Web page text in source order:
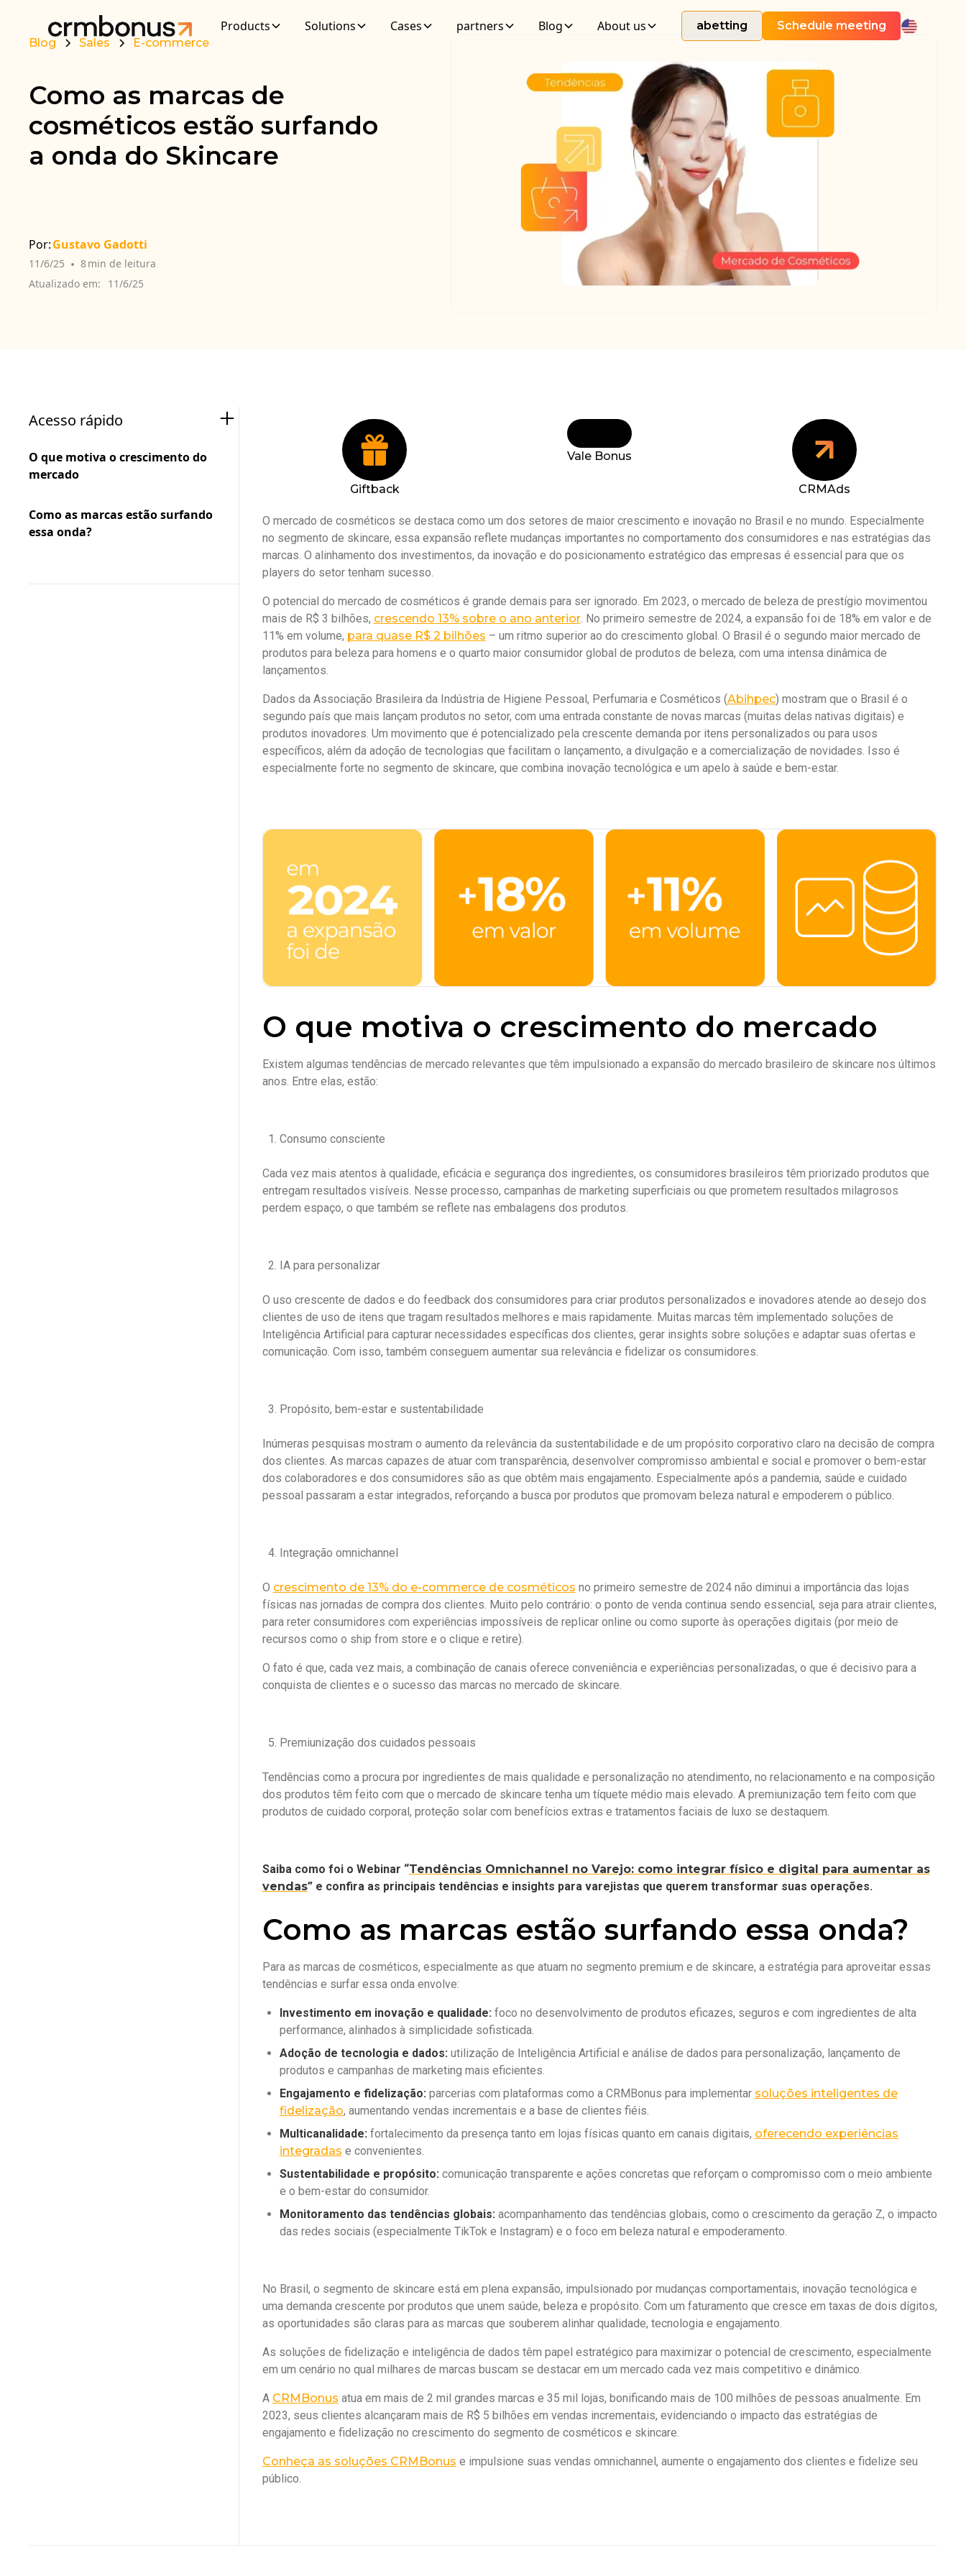
Products Solutions Cases partners Blog About us abetting
Schedule meeting
Blog
Sales E-commerce
Como as marcas de
cosméticos estão surfando
a onda do Skincare
Por:Gustavo Gadotti
11/6/25 • 8min de leitura
Atualizado em:
11/6/25
Acesso rápido
O que motiva o crescimento do
mercado
Como as marcas estão surfando
essa onda?
Giftback
Vale Bonus
CRMAds
O mercado de cosméticos se destaca como um dos setores de maior crescimento e inovação no Brasil e no mundo. Especialmente
no segmento de skincare, essa expansão reflete mudanças importantes no comportamento dos consumidores e nas estratégias das
marcas. O alinhamento dos investimentos, da inovação e do posicionamento estratégico das empresas é essencial para que os
players do setor tenham sucesso.
O potencial do mercado de cosméticos é grande demais para ser ignorado. Em 2023, o mercado de beleza de prestígio movimentou
mais de R$ 3 bilhões, crescendo 13% sobre o ano anterior. No primeiro semestre de 2024, a expansão foi de 18% em valor e de
11% em volume, para quase R$ 2 bilhões – um ritmo superior ao do crescimento global. O Brasil é o segundo maior mercado de
produtos para beleza para homens e o quarto maior consumidor global de produtos de beleza, com uma intensa dinâmica de
lançamentos.
Dados da Associação Brasileira da Indústria de Higiene Pessoal, Perfumaria e Cosméticos (Abihpec) mostram que o Brasil é o
segundo país que mais lançam produtos no setor, com uma entrada constante de novas marcas (muitas delas nativas digitais) e
produtos inovadores. Um movimento que é potencializado pela crescente demanda por itens personalizados ou para usos
específicos, além da adoção de tecnologias que facilitam o lançamento, a divulgação e a comercialização de novidades. Isso é
especialmente forte no segmento de skincare, que combina inovação tecnológica e um apelo à saúde e bem-estar.
O que motiva o crescimento do mercado
Existem algumas tendências de mercado relevantes que têm impulsionado a expansão do mercado brasileiro de skincare nos últimos
anos. Entre elas, estão:
Consumo consciente
Cada vez mais atentos à qualidade, eficácia e segurança dos ingredientes, os consumidores brasileiros têm priorizado produtos que
entregam resultados visíveis. Nesse processo, campanhas de marketing superficiais ou que prometem resultados milagrosos
perdem espaço, o que também se reflete nas embalagens dos produtos.
IA para personalizar
O uso crescente de dados e do feedback dos consumidores para criar produtos personalizados e inovadores atende ao desejo dos
clientes de uso de itens que tragam resultados melhores e mais rapidamente. Muitas marcas têm implementado soluções de
Inteligência Artificial para capturar necessidades específicas dos clientes, gerar insights sobre soluções e adaptar suas ofertas e
comunicação. Com isso, também conseguem aumentar sua relevância e fidelizar os consumidores.
Propósito, bem-estar e sustentabilidade
Inúmeras pesquisas mostram o aumento da relevância da sustentabilidade e de um propósito corporativo claro na decisão de compra
dos clientes. As marcas capazes de atuar com transparência, desenvolver compromisso ambiental e social e promover o bem-estar
dos colaboradores e dos consumidores são as que obtêm mais engajamento. Especialmente após a pandemia, saúde e cuidado
pessoal passaram a estar integrados, reforçando a busca por produtos que promovam beleza natural e empoderem o público.
Integração omnichannel
O crescimento de 13% do e-commerce de cosméticos no primeiro semestre de 2024 não diminui a importância das lojas
físicas nas jornadas de compra dos clientes. Muito pelo contrário: o ponto de venda continua sendo essencial, seja para atrair clientes,
para reter consumidores com experiências impossíveis de replicar online ou como suporte às operações digitais (por meio de
recursos como o ship from store e o clique e retire).
O fato é que, cada vez mais, a combinação de canais oferece conveniência e experiências personalizadas, o que é decisivo para a
conquista de clientes e o sucesso das marcas no mercado de skincare.
Premiunização dos cuidados pessoais
Tendências como a procura por ingredientes de mais qualidade e personalização no atendimento, no relacionamento e na composição
dos produtos têm feito com que o mercado de skincare tenha um tíquete médio mais elevado. A premiunização tem feito com que
produtos de cuidado corporal, proteção solar com benefícios extras e tratamentos faciais de luxo se destaquem.
Saiba como foi o Webinar “Tendências Omnichannel no Varejo: como integrar físico e digital para aumentar as
vendas” e confira as principais tendências e insights para varejistas que querem transformar suas operações.
Como as marcas estão surfando essa onda?
Para as marcas de cosméticos, especialmente as que atuam no segmento premium e de skincare, a estratégia para aproveitar essas
tendências e surfar essa onda envolve:
Investimento em inovação e qualidade: foco no desenvolvimento de produtos eficazes, seguros e com ingredientes de alta
performance, alinhados à simplicidade sofisticada.
Adoção de tecnologia e dados: utilização de Inteligência Artificial e análise de dados para personalização, lançamento de
produtos e campanhas de marketing mais eficientes.
Engajamento e fidelização: parcerias com plataformas como a CRMBonus para implementar soluções inteligentes de
fidelização, aumentando vendas incrementais e a base de clientes fiéis.
Multicanalidade: fortalecimento da presença tanto em lojas físicas quanto em canais digitais, oferecendo experiências
integradas e convenientes.
Sustentabilidade e propósito: comunicação transparente e ações concretas que reforçam o compromisso com o meio ambiente
e o bem-estar do consumidor.
Monitoramento das tendências globais: acompanhamento das tendências globais, como o crescimento da geração Z, o impacto
das redes sociais (especialmente TikTok e Instagram) e o foco em beleza natural e empoderamento.
No Brasil, o segmento de skincare está em plena expansão, impulsionado por mudanças comportamentais, inovação tecnológica e
uma demanda crescente por produtos que unem saúde, beleza e propósito. Com um faturamento que cresce em taxas de dois dígitos,
as oportunidades são claras para as marcas que souberem alinhar qualidade, tecnologia e engajamento.
As soluções de fidelização e inteligência de dados têm papel estratégico para maximizar o potencial de crescimento, especialmente
em um cenário no qual milhares de marcas buscam se destacar em um mercado cada vez mais competitivo e dinâmico.
A CRMBonus atua em mais de 2 mil grandes marcas e 35 mil lojas, bonificando mais de 100 milhões de pessoas anualmente. Em
2023, seus clientes alcançaram mais de R$ 5 bilhões em vendas incrementais, evidenciando o impacto das estratégias de
engajamento e fidelização no crescimento do segmento de cosméticos e skincare.
Conheça as soluções CRMBonus e impulsione suas vendas omnichannel, aumente o engajamento dos clientes e fidelize seu
público.